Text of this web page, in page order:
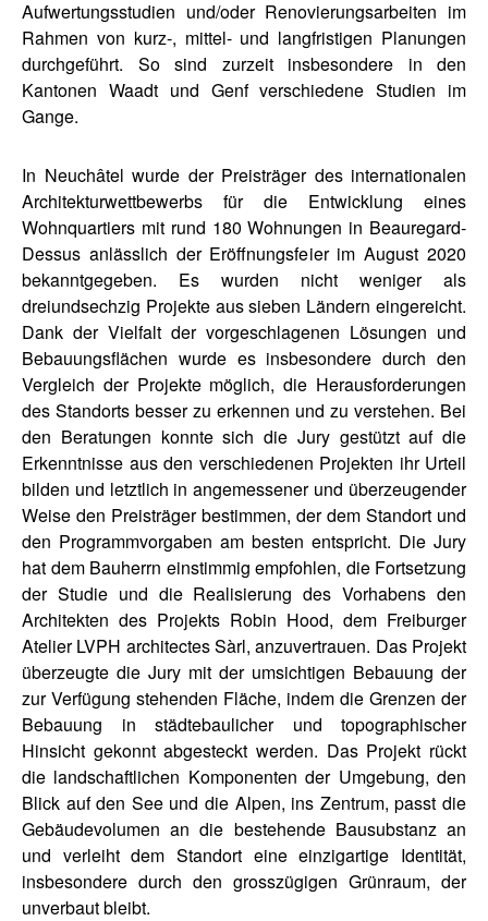
Aufwertungsstudien und/oder Renovierungsarbeiten im
Rahmen von kurz-, mittel- und langfristigen Planungen
durchgeführt. So sind zurzeit insbesondere in den
Kantonen Waadt und Genf verschiedene Studien im
Gange.
In Neuchâtel wurde der Preisträger des internationalen
Architekturwettbewerbs für die Entwicklung eines
Wohnquartiers mit rund 180 Wohnungen in Beauregard-
Dessus anlässlich der Eröffnungsfeier im August 2020
bekanntgegeben. Es wurden nicht weniger als
dreiundsechzig Projekte aus sieben Ländern eingereicht.
Dank der Vielfalt der vorgeschlagenen Lösungen und
Bebauungsflächen wurde es insbesondere durch den
Vergleich der Projekte möglich, die Herausforderungen
des Standorts besser zu erkennen und zu verstehen. Bei
den Beratungen konnte sich die Jury gestützt auf die
Erkenntnisse aus den verschiedenen Projekten ihr Urteil
bilden und letztlich in angemessener und überzeugender
Weise den Preisträger bestimmen, der dem Standort und
den Programmvorgaben am besten entspricht. Die Jury
hat dem Bauherrn einstimmig empfohlen, die Fortsetzung
der Studie und die Realisierung des Vorhabens den
Architekten des Projekts Robin Hood, dem Freiburger
Atelier LVPH architectes Sàrl, anzuvertrauen. Das Projekt
überzeugte die Jury mit der umsichtigen Bebauung der
zur Verfügung stehenden Fläche, indem die Grenzen der
Bebauung in städtebaulicher und topographischer
Hinsicht gekonnt abgesteckt werden. Das Projekt rückt
die landschaftlichen Komponenten der Umgebung, den
Blick auf den See und die Alpen, ins Zentrum, passt die
Gebäudevolumen an die bestehende Bausubstanz an
und verleiht dem Standort eine einzigartige Identität,
insbesondere durch den grosszügigen Grünraum, der
unverbaut bleibt.